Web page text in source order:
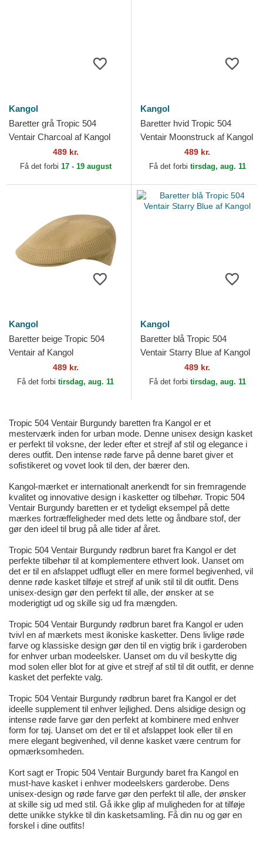
Kangol
Baretter grå Tropic 504
Ventair Charcoal af Kangol
489 kr.
Få det forbi 17 - 19 august
Kangol
Baretter hvid Tropic 504
Ventair Moonstruck af Kangol
489 kr.
Få det forbi tirsdag, aug. 11
Kangol
Baretter beige Tropic 504
Ventair af Kangol
489 kr.
Få det forbi tirsdag, aug. 11
Kangol
Baretter blå Tropic 504
Ventair Starry Blue af Kangol
489 kr.
Få det forbi tirsdag, aug. 11
Tropic 504 Ventair Burgundy baretten fra Kangol er et
mesterværk inden for urban mode. Denne unisex design kasket
er perfekt til voksne, der leder efter et strejf af stil og elegance i
deres outfit. Den intense røde farve på denne baret giver et
sofistikeret og vovet look til den, der bærer den.
Kangol-mærket er internationalt anerkendt for sin fremragende
kvalitet og innovative design i kasketter og tilbehør. Tropic 504
Ventair Burgundy baretten er et tydeligt eksempel på dette
mærkes fortræffeligheder med dets lette og åndbare stof, der
gør den ideel til brug på alle tider af året.
Tropic 504 Ventair Burgundy rødbrun baret fra Kangol er det
perfekte tilbehør til at komplementere ethvert look. Uanset om
det er til en afslappet udflugt eller en mere formel begivenhed, vil
denne røde kasket tilføje et strejf af unik stil til dit outfit. Dens
unisex-design gør den perfekt til alle, der ønsker at se
moderigtigt ud og skille sig ud fra mængden.
Tropic 504 Ventair Burgundy rødbrun baret fra Kangol er uden
tvivl en af mærkets mest ikoniske kasketter. Dens livlige røde
farve og klassiske design gør den til en vigtig brik i garderoben
for enhver urban modeelsker. Uanset om du vil beskytte dig
mod solen eller blot for at give et strejf af stil til dit outfit, er denne
kasket det perfekte valg.
Tropic 504 Ventair Burgundy rødbrun baret fra Kangol er det
ideelle supplement til enhver lejlighed. Dens alsidige design og
intense røde farve gør den perfekt at kombinere med enhver
form for tøj. Uanset om det er til et afslappet look eller til en
mere elegant begivenhed, vil denne kasket være centrum for
opmærksomheden.
Kort sagt er Tropic 504 Ventair Burgundy baret fra Kangol en
must-have kasket i enhver modeelskers garderobe. Dens
unisex-design og røde farve gør den perfekt til alle, der ønsker
at skille sig ud med stil. Gå ikke glip af muligheden for at tilføje
dette unikke stykke til din kasketsamling. Få din nu og gør en
forskel i dine outfits!